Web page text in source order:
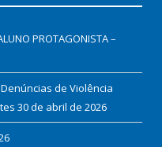
PROTAGONISTA –
Denúncias de Violência
30 de abril de 2026